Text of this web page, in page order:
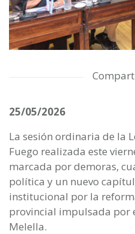
25/05/2026
La sesión ordinaria de la
Fuego realizada este
marcada por demoras,
política y un nuevo
institucional por la
provincial impulsada por
Melella.